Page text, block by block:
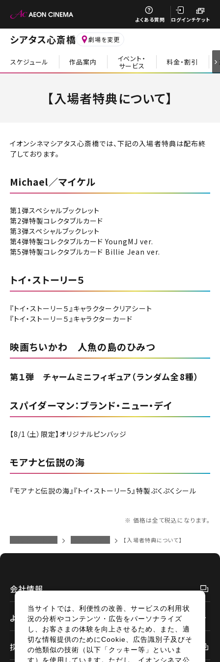
よくある質問 ログインチケット
チケット購入
チケットの購入は下記リンクより、ご覧になりたい作品を選
択しご購入ください。
上映スケジュールを確認する
その他の劇場を選ぶ
予約を確認・変更する
チケットの予約状況の確認及び予約を変更したい場合は、
下記リンクよりご確認ください。
予約を変更する
シアタス心斎橋 劇場を変更
スケジュール 作品案内 イベント・
サービス 料金・割引
お近くの劇場から選ぶ
大日
北海道
東北
関東
北越
中部
中国・四国
閉じる
【入場者特典について】
イオンシネマシアタス心斎橋では、下記の入場者特典は配布終
了しております。
Michael／マイケル
第1弾スペシャルブックレット
第2弾特製コレクタブルカード
第3弾スペシャルブックレット
第4弾特製コレクタブルカード YoungMJ ver.
第5弾特製コレクタブルカード Billie Jean ver.
トイ・ストーリー５
『トイ・ストーリー５』キャラクタークリアシート
『トイ・ストーリー５』キャラクターカード
映画ちいかわ 人魚の島のひみつ
第１弾 チャームミニフィギュア（ランダム全8種）
スパイダーマン：ブランド・ニュー・デイ
【8/1（土）限定】オリジナルピンバッジ
モアナと伝説の海
『モアナと伝説の海』『トイ・ストーリー5』特製ぷくぷくシール
※ 価格は全て税込になります。
【入場者特典について】
会社情報
よくあるご質問
採用情報
閉じる
閉じる
劇場を変更すると、STEP2以降で選択いただいた情報は解除
されます。
変更しないで続ける 変更する
上映日を変更すると、STEP3以降で選択いただいた情報は解
除されます。
変更しないで続ける 変更する
当サイトでは、利便性の改善、サービスの利用状
況の分析やコンテンツ・広告をパーソナライズ
し、お客さまの体験を向上させるため、また、適
切な情報提供のためにCookie、広告識別子及びそ
の他類似の技術（以下「クッキー等」といいま
す）を使用しています。ただし、イオンシネマ公